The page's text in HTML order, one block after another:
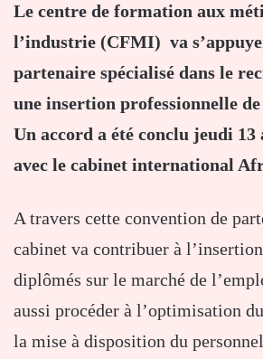
Le centre de formation aux
l’industrie (CFMI) va
partenaire spécialisé dans le
une insertion professionnelle de
Un accord a été conclu jeudi 13
avec le cabinet international
A travers cette convention de
cabinet va contribuer à
diplômés sur le marché de
aussi procéder à l’optimisation
la mise à disposition du